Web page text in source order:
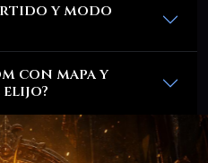
y modo
con mapa y
elijo?